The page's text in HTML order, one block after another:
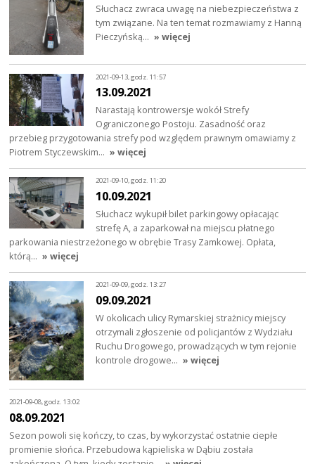
Słuchacz zwraca uwagę na niebezpieczeństwa z
tym związane. Na ten temat rozmawiamy z Hanną
Pieczyńską… » więcej
2021-09-13, godz. 11:57
13.09.2021
Narastają kontrowersje wokół Strefy
Ograniczonego Postoju. Zasadność oraz
przebieg przygotowania strefy pod względem prawnym omawiamy z
Piotrem Styczewskim… » więcej
2021-09-10, godz. 11:20
10.09.2021
Słuchacz wykupił bilet parkingowy opłacając
strefę A, a zaparkował na miejscu płatnego
parkowania niestrzeżonego w obrębie Trasy Zamkowej. Opłata,
którą… » więcej
2021-09-09, godz. 13:27
09.09.2021
W okolicach ulicy Rymarskiej strażnicy miejscy
otrzymali zgłoszenie od policjantów z Wydziału
Ruchu Drogowego, prowadzących w tym rejonie
kontrole drogowe… » więcej
2021-09-08, godz. 13:02
08.09.2021
Sezon powoli się kończy, to czas, by wykorzystać ostatnie ciepłe
promienie słońca. Przebudowa kąpieliska w Dąbiu została